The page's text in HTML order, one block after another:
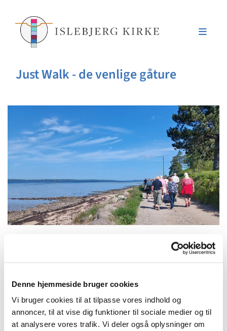
Denne hjemmeside bruger cookies
Vi bruger cookies til at tilpasse vores indhold og
annoncer, til at vise dig funktioner til sociale medier og til
at analysere vores trafik. Vi deler også oplysninger om
Just Walk - de venlige gåture
17:00